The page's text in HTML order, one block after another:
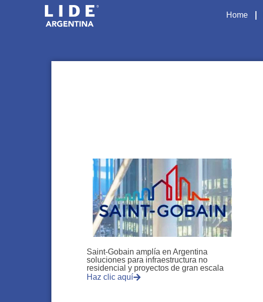
Home
Saint-Gobain amplía en Argentina
soluciones para infraestructura no
residencial y proyectos de gran escala
Haz clic aquí